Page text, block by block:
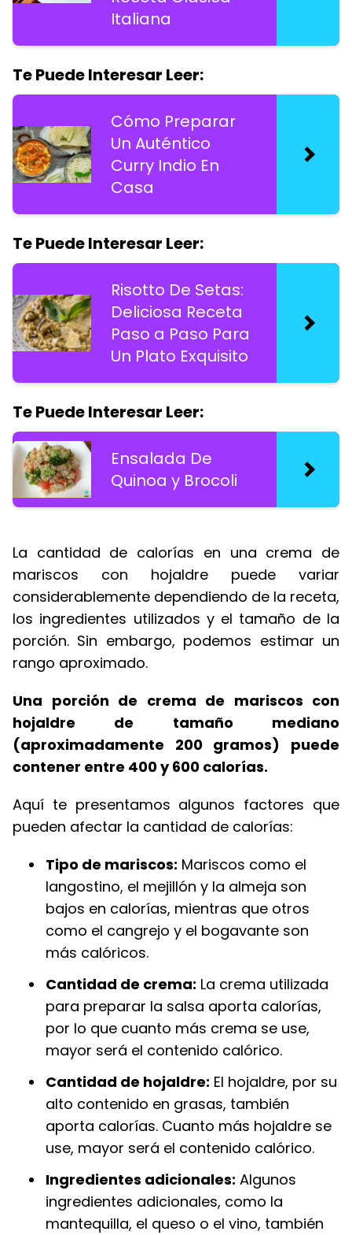
Italiana
Te Puede Interesar Leer:
Cómo Preparar
Un Auténtico
Curry Indio En
Casa
Te Puede Interesar Leer:
Risotto De Setas:
Deliciosa Receta
Paso a Paso Para
Un Plato Exquisito
Te Puede Interesar Leer:
Ensalada De
Quinoa y Brocoli
La cantidad de calorías en una crema de
mariscos con hojaldre puede variar
considerablemente dependiendo de la receta,
los ingredientes utilizados y el tamaño de la
porción. Sin embargo, podemos estimar un
rango aproximado.
Una porción de crema de mariscos con
hojaldre de tamaño mediano
(aproximadamente 200 gramos) puede
contener entre 400 y 600 calorías.
Aquí te presentamos algunos factores que
pueden afectar la cantidad de calorías:
Tipo de mariscos: Mariscos como el
langostino, el mejillón y la almeja son
bajos en calorías, mientras que otros
como el cangrejo y el bogavante son
más calóricos.
Cantidad de crema: La crema utilizada
para preparar la salsa aporta calorías,
por lo que cuanto más crema se use,
mayor será el contenido calórico.
Cantidad de hojaldre: El hojaldre, por su
alto contenido en grasas, también
aporta calorías. Cuanto más hojaldre se
use, mayor será el contenido calórico.
Ingredientes adicionales: Algunos
ingredientes adicionales, como la
mantequilla, el queso o el vino, también